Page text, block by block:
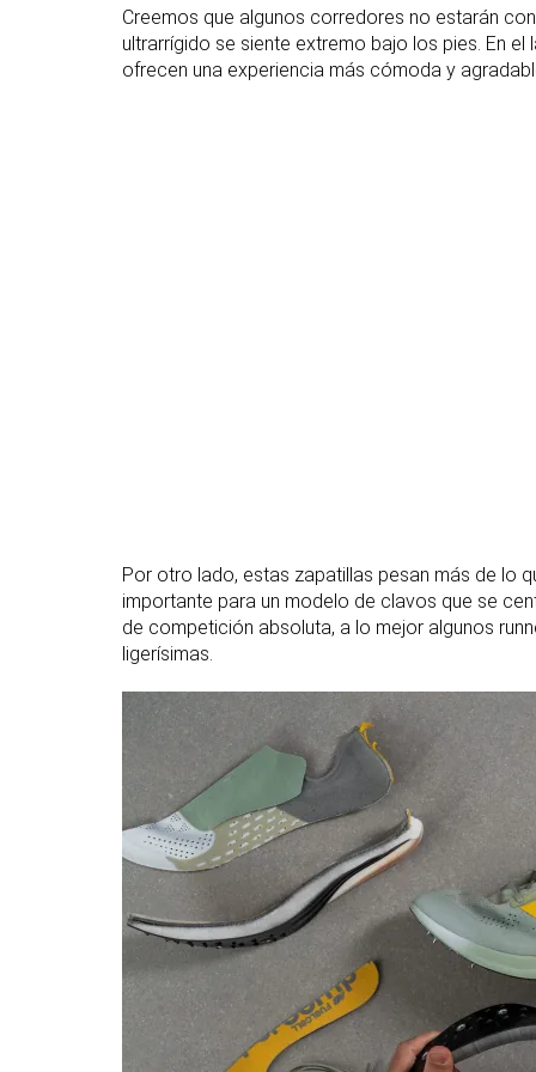
antepié
Anchura de la
Estándar Estándar
Creemos que algunos corredores no estarán
ultrarrígido se siente extremo bajo los pies. En
ofrecen una experiencia más cómoda y
Por otro lado, estas zapatillas pesan más de lo
importante para un modelo de clavos que se
de competición absoluta, a lo mejor algunos
ligerísimas.